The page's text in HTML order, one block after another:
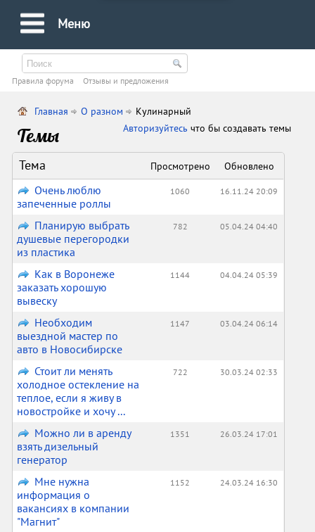
Меню
Правила форума Oтзывы и предложения
Главная О разном
Кулинарный
Авторизуйтесь что бы создавать темы
Темы
Тема Просмотрено Обновлено
Очень люблю
запеченные роллы
1060 16.11.24 20:09
Планирую выбрать
душевые перегородки
из пластика
782 05.04.24 04:40
Как в Воронеже
заказать хорошую
вывеску
1144 04.04.24 05:39
Необходим
выездной мастер по
авто в Новосибирске
1147 03.04.24 06:14
Стоит ли менять
холодное остекление на
теплое, если я живу в
новостройке и хочу ...
722 30.03.24 02:33
Можно ли в аренду
взять дизельный
генератор
1351 26.03.24 17:01
Мне нужна
информация о
вакансиях в компании
"Магнит"
1152 24.03.24 16:30